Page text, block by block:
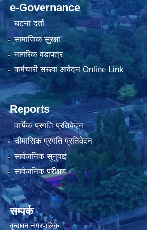
e-Governance
घटना दर्ता
सामाजिक सुरक्षा
नागरिक वडापत्र
कर्मचारी सरूवा आवेदन Online Link
Reports
वार्षिक प्रगति प्रतिवेदन
चौमासिक प्रगति प्रतिवेदन
सार्वजनिक सुनुवाई
सार्वजनिक परीक्षण
सम्पर्क
वृन्दावन नगरपालिका